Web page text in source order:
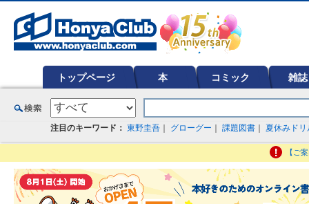
トップページ 本 コミック 雑誌
注目のキーワード： 東野圭吾 グローグー 課題図書 夏休みドリ
【ご
ど在庫も充実